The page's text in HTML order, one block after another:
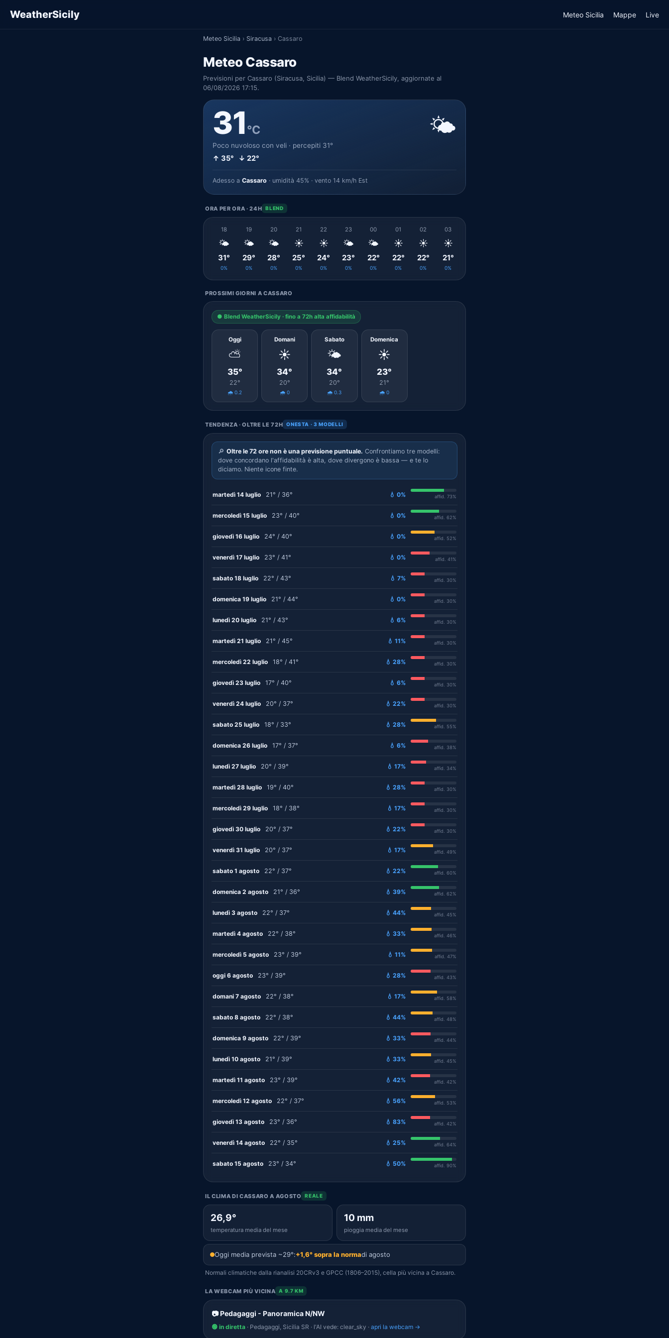
WeatherSicily Meteo Sicilia Mappe Live
Meteo Sicilia › Siracusa › Cassaro
Meteo Cassaro
Previsioni per Cassaro (Siracusa, Sicilia) — Blend WeatherSicily, aggiornate al
06/08/2026 17:15.
31°C
Poco nuvoloso con veli · percepiti 31°
↑ 35° ↓ 22°
🌤️
Adesso a Cassaro · umidità 45% · vento 14 km/h Est
ORA PER ORA · 24H BLEND
18
🌤️
31°
0%
19
🌤️
29°
0%
20
🌤️
28°
0%
21
☀️
25°
0%
22
☀️
24°
0%
23
🌤️
23°
0%
00
🌤️
22°
0%
01
☀️
22°
0%
02
☀️
22°
0%
03
☀️
21°
0%
PROSSIMI GIORNI A CASSARO
● Blend WeatherSicily · fino a 72h alta affidabilità
Oggi
⛅
35°
22°
🌧️ 0.2
Domani
☀️
34°
20°
🌧️ 0
Sabato
🌤️
34°
20°
🌧️ 0.3
Domenica
☀️
23°
21°
🌧️ 0
TENDENZA · OLTRE LE 72H ONESTA · 3 MODELLI
🔎 Oltre le 72 ore non è una previsione puntuale. Confrontiamo tre modelli:
dove concordano l'affidabilità è alta, dove divergono è bassa — e te lo
diciamo. Niente icone finte.
martedì 14 luglio 21° / 36° 💧 0% affid. 73%
mercoledì 15 luglio 23° / 40° 💧 0% affid. 62%
giovedì 16 luglio 24° / 40° 💧 0% affid. 52%
venerdì 17 luglio 23° / 41° 💧 0% affid. 41%
sabato 18 luglio 22° / 43° 💧 7% affid. 30%
domenica 19 luglio 21° / 44° 💧 0% affid. 30%
lunedì 20 luglio 21° / 43° 💧 6% affid. 30%
martedì 21 luglio 21° / 45° 💧 11% affid. 30%
mercoledì 22 luglio 18° / 41° 💧 28% affid. 30%
giovedì 23 luglio 17° / 40° 💧 6% affid. 30%
venerdì 24 luglio 20° / 37° 💧 22% affid. 30%
sabato 25 luglio 18° / 33° 💧 28% affid. 55%
domenica 26 luglio 17° / 37° 💧 6% affid. 38%
lunedì 27 luglio 20° / 39° 💧 17% affid. 34%
martedì 28 luglio 19° / 40° 💧 28% affid. 30%
mercoledì 29 luglio 18° / 38° 💧 17% affid. 30%
giovedì 30 luglio 20° / 37° 💧 22% affid. 30%
venerdì 31 luglio 20° / 37° 💧 17% affid. 49%
sabato 1 agosto 22° / 37° 💧 22% affid. 60%
domenica 2 agosto 21° / 36° 💧 39% affid. 62%
lunedì 3 agosto 22° / 37° 💧 44% affid. 45%
martedì 4 agosto 22° / 38° 💧 33% affid. 46%
mercoledì 5 agosto 23° / 39° 💧 11% affid. 47%
oggi 6 agosto 23° / 39° 💧 28% affid. 43%
domani 7 agosto 22° / 38° 💧 17% affid. 58%
sabato 8 agosto 22° / 38° 💧 44% affid. 48%
domenica 9 agosto 22° / 39° 💧 33% affid. 44%
lunedì 10 agosto 21° / 39° 💧 33% affid. 45%
martedì 11 agosto 23° / 39° 💧 42% affid. 42%
mercoledì 12 agosto 22° / 37° 💧 56% affid. 53%
giovedì 13 agosto 23° / 36° 💧 83% affid. 42%
venerdì 14 agosto 22° / 35° 💧 25% affid. 64%
sabato 15 agosto 23° / 34° 💧 50% affid. 90%
IL CLIMA DI CASSARO A AGOSTO REALE
26,9°
temperatura media del mese
10 mm
pioggia media del mese
Oggi media prevista ~29°:+1,6° sopra la normadi agosto
Normali climatiche dalla rianalisi 20CRv3 e GPCC (1806–2015), cella più vicina a Cassaro.
LA WEBCAM PIÙ VICINA A 9.7 KM
📷 Pedagaggi - Panoramica N/NW
🟢 in diretta · Pedagaggi, Sicilia SR · l'AI vede: clear_sky · apri la webcam →